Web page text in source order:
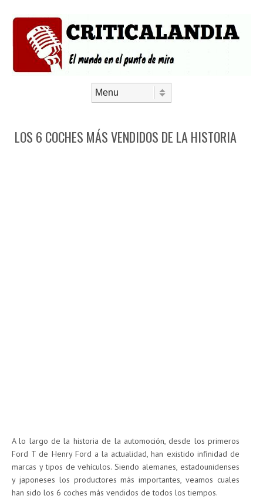
LOS 6 COCHES MÁS VENDIDOS DE LA HISTORIA
A lo largo de la historia de la automoción, desde los primeros
Ford T de Henry Ford a la actualidad, han existido infinidad de
marcas y tipos de vehículos. Siendo alemanes, estadounidenses
y japoneses los productores más importantes, veamos cuales
han sido los 6 coches más vendidos de todos los tiempos.